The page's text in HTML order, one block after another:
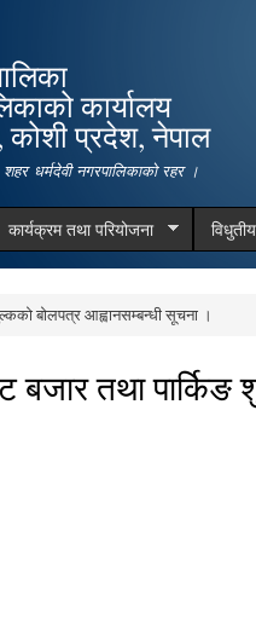
कार्यालय
प्रदेश, नेपाल
धर्मदेवी नगरपालिकाको रहर ।
कार्यक्रम तथा परियोजना
बोलपत्र आह्वानसम्बन्धी सूचना ।
तथा पार्किङ